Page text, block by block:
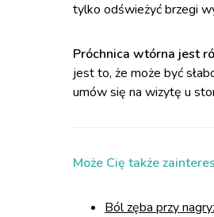
tylko odświeżyć brzegi
Próchnica wtórna jest
jest to, że może być
umów się na wizytę u
Może Cię także
Ból zęba przy